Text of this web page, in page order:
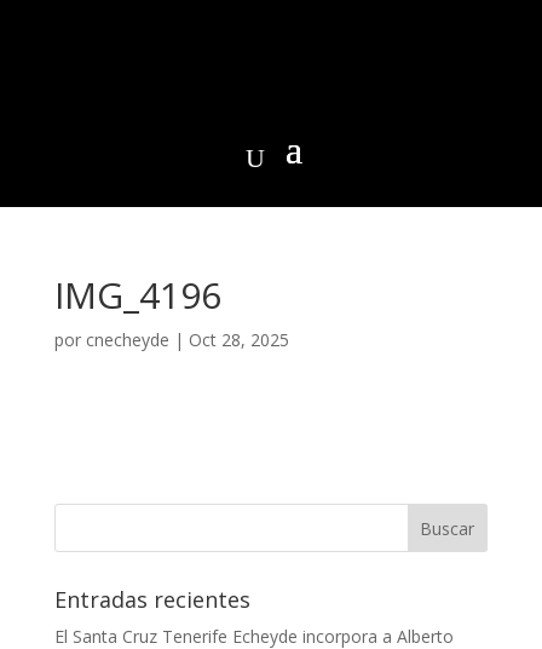
IMG_4196
por cnecheyde | Oct 28, 2025
Entradas recientes
El Santa Cruz Tenerife Echeyde incorpora a Alberto